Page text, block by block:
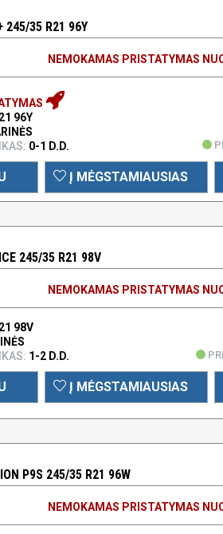
245/35 R21 96Y
NEMOKAMAS PRISTATYMAS
96Y
0-1 D.D.
Į MĖGSTAMIAUSIAS
245/35 R21 98V
NEMOKAMAS PRISTATYMAS
98V
1-2 D.D.
Į MĖGSTAMIAUSIAS
P9S 245/35 R21 96W
NEMOKAMAS PRISTATYMAS